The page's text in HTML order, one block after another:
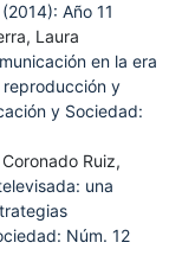
Año 11
Laura
en la era
y
y Sociedad:
Ruiz,
una
Núm. 12